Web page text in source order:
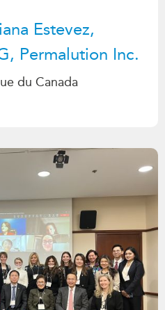
Estevez,
Permalution Inc.
du Canada